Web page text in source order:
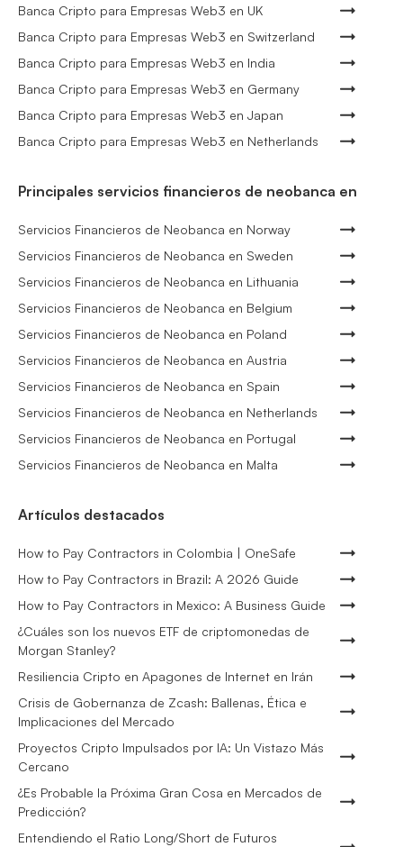
Banca Cripto para Empresas Web3 en UK
Banca Cripto para Empresas Web3 en Switzerland
Banca Cripto para Empresas Web3 en India
Banca Cripto para Empresas Web3 en Germany
Banca Cripto para Empresas Web3 en Japan
Banca Cripto para Empresas Web3 en Netherlands
Principales servicios financieros de neobanca en
Servicios Financieros de Neobanca en Norway
Servicios Financieros de Neobanca en Sweden
Servicios Financieros de Neobanca en Lithuania
Servicios Financieros de Neobanca en Belgium
Servicios Financieros de Neobanca en Poland
Servicios Financieros de Neobanca en Austria
Servicios Financieros de Neobanca en Spain
Servicios Financieros de Neobanca en Netherlands
Servicios Financieros de Neobanca en Portugal
Servicios Financieros de Neobanca en Malta
Artículos destacados
How to Pay Contractors in Colombia | OneSafe
How to Pay Contractors in Brazil: A 2026 Guide
How to Pay Contractors in Mexico: A Business Guide
¿Cuáles son los nuevos ETF de criptomonedas de
Morgan Stanley?
Resiliencia Cripto en Apagones de Internet en Irán
Crisis de Gobernanza de Zcash: Ballenas, Ética e
Implicaciones del Mercado
Proyectos Cripto Impulsados por IA: Un Vistazo Más
Cercano
¿Es Probable la Próxima Gran Cosa en Mercados de
Predicción?
Entendiendo el Ratio Long/Short de Futuros